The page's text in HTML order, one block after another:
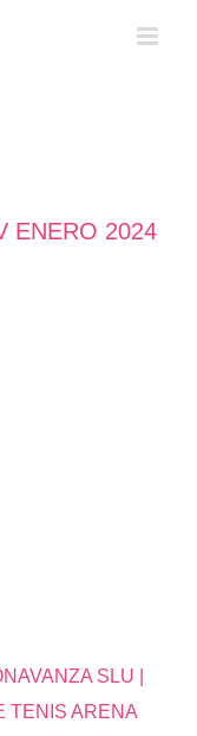
ENERO 2024
SLU |
TENIS ARENA